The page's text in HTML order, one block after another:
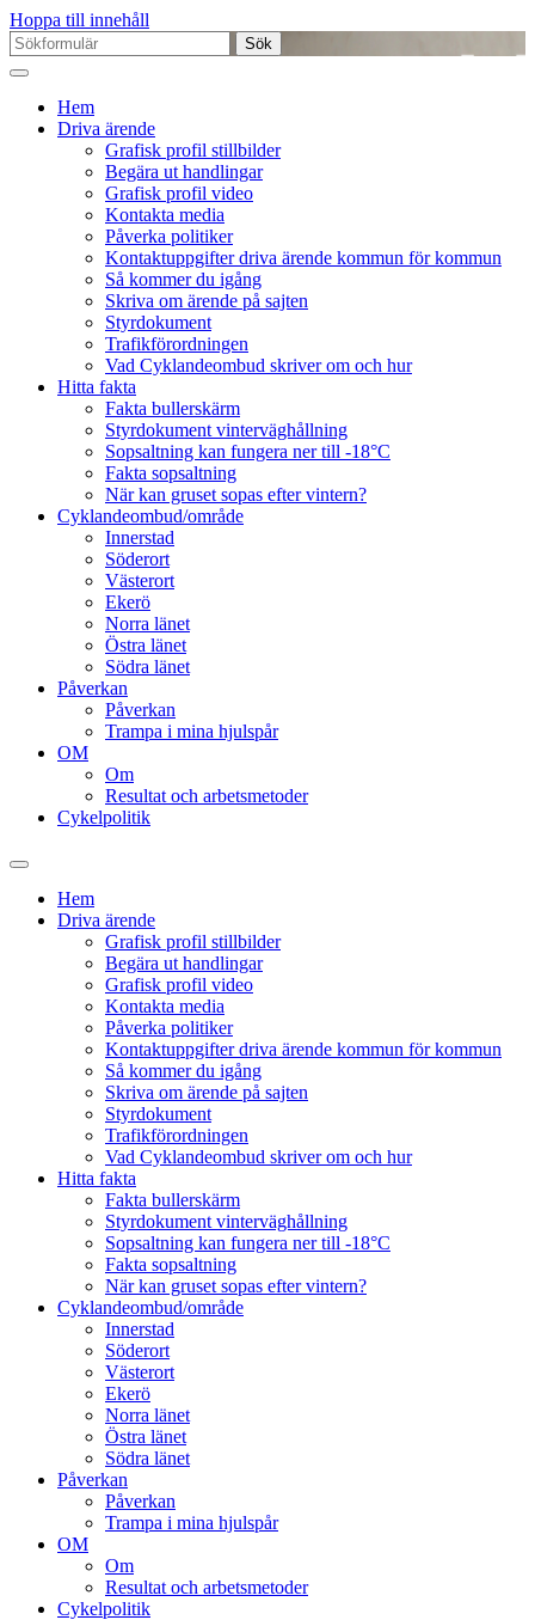
Hoppa till innehåll
Sök
efter:
Hem
Driva ärende
Grafisk profil stillbilder
Begära ut handlingar
Grafisk profil video
Kontakta media
Påverka politiker
Kontaktuppgifter driva ärende kommun för kommun
Så kommer du igång
Skriva om ärende på sajten
Styrdokument
Trafikförordningen
Vad Cyklandeombud skriver om och hur
Hitta fakta
Fakta bullerskärm
Styrdokument vinterväghållning
Sopsaltning kan fungera ner till -18°C
Fakta sopsaltning
När kan gruset sopas efter vintern?
Cyklandeombud/område
Innerstad
Söderort
Västerort
Ekerö
Norra länet
Östra länet
Södra länet
Påverkan
Påverkan
Trampa i mina hjulspår
OM
Om
Resultat och arbetsmetoder
Cykelpolitik
Slå
sökfältHem
Driva ärende
Grafisk profil stillbilder
Begära ut handlingar
Grafisk profil video
Kontakta media
Påverka politiker
Kontaktuppgifter driva ärende kommun för kommun
Så kommer du igång
Skriva om ärende på sajten
Styrdokument
Trafikförordningen
Vad Cyklandeombud skriver om och hur
Hitta fakta
Fakta bullerskärm
Styrdokument vinterväghållning
Sopsaltning kan fungera ner till -18°C
Fakta sopsaltning
När kan gruset sopas efter vintern?
Cyklandeombud/område
Innerstad
Söderort
Västerort
Ekerö
Norra länet
Östra länet
Södra länet
Påverkan
Påverkan
Trampa i mina hjulspår
OM
Om
Resultat och arbetsmetoder
Cykelpolitik